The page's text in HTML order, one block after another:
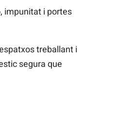
impunitat i portes
treballant i
segura que